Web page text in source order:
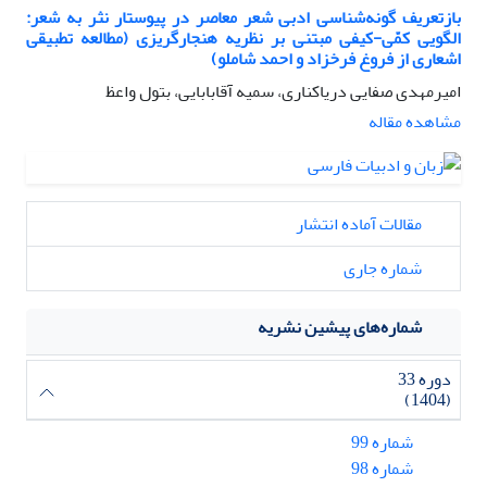
بازتعریف گونه‌شناسی ادبی شعر معاصر در پیوستار نثر به شعر:
الگویی کمّی-کیفی مبتنی بر نظریه هنجارگریزی (مطالعه تطبیقی
اشعاری از فروغ فرخزاد و احمد شاملو)
امیرمهدی صفایی دریاکناری، سمیه آقابابایی، بتول واعظ
مشاهده مقاله
مقالات آماده انتشار
شماره جاری
شماره‌های پیشین نشریه
دوره 33
(1404)
شماره 99
شماره 98